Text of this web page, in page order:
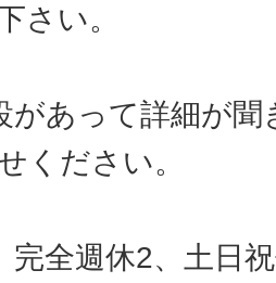
さい。
があって詳細が
ください。
完全週休2、土日